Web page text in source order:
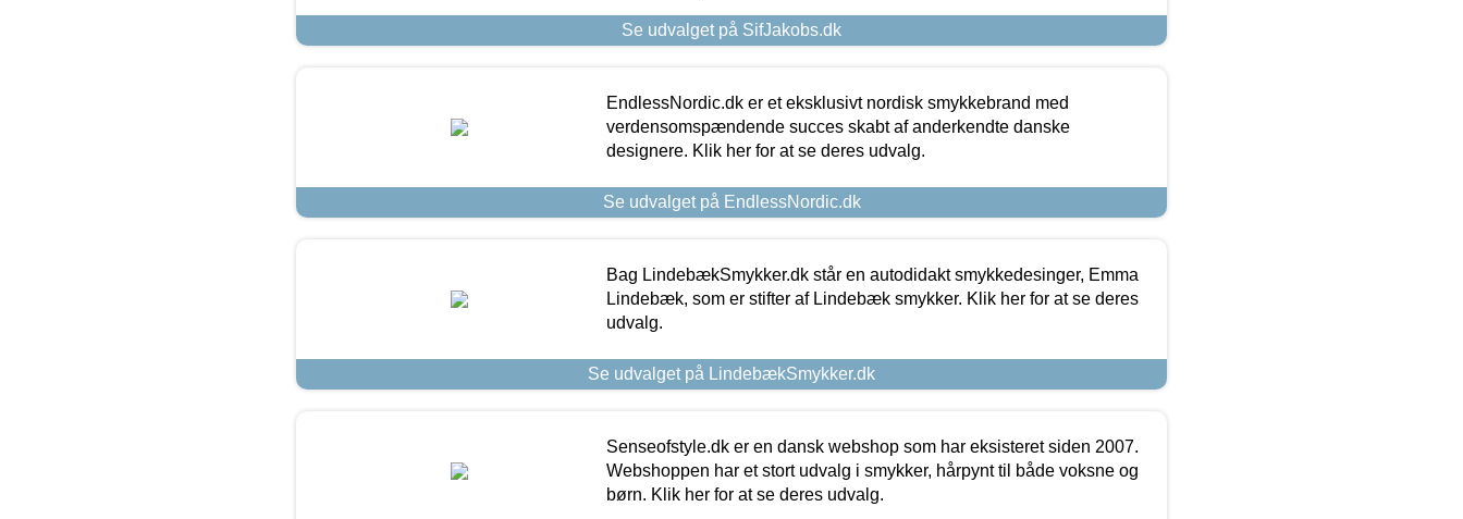
Se udvalget på SifJakobs.dk
EndlessNordic.dk er et eksklusivt nordisk smykkebrand med
verdensomspændende succes skabt af anderkendte danske
designere. Klik her for at se deres udvalg.
Se udvalget på EndlessNordic.dk
Bag LindebækSmykker.dk står en autodidakt smykkedesinger, Emma
Lindebæk, som er stifter af Lindebæk smykker. Klik her for at se deres
udvalg.
Se udvalget på LindebækSmykker.dk
Senseofstyle.dk er en dansk webshop som har eksisteret siden 2007.
Webshoppen har et stort udvalg i smykker, hårpynt til både voksne og
børn. Klik her for at se deres udvalg.